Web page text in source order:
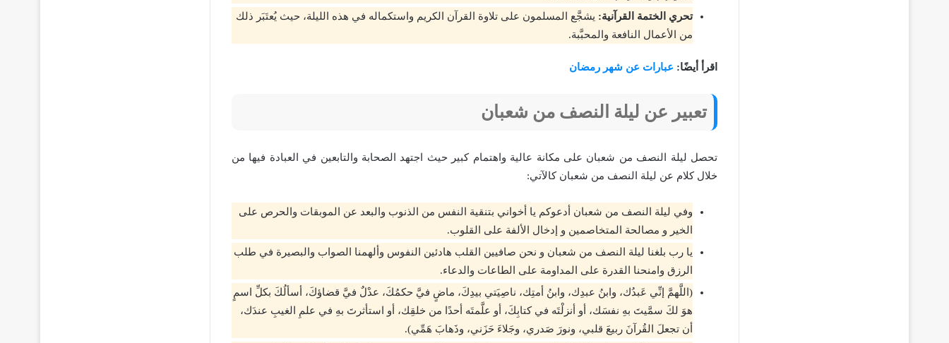
تحري الختمة القرآنية: يشجَّع المسلمون على تلاوة القرآن الكريم واستكماله في هذه الليلة، حيث يُعتَبَر ذلك
من الأعمال النافعة والمحبَّبة.
اقرأ أيضًا: عبارات عن شهر رمضان
تعبير عن ليلة النصف من شعبان
تحصل ليلة النصف من شعبان على مكانة عالية واهتمام كبير حيث اجتهد الصحابة والتابعين في العبادة فيها من
خلال كلام عن ليلة النصف من شعبان كالآتي:
وفي ليلة النصف من شعبان أدعوكم يا أخواني بتنقية النفس من الذنوب والبعد عن الموبقات والحرص على
الخير و مصالحة المتخاصمين و إدخال الألفة على القلوب.
يا رب بلغنا ليلة النصف من شعبان و نحن صافيين القلب هادئين النفوس وألهمنا الصواب والبصيرة في طلب
الرزق وامنحنا القدرة على المداومة على الطاعات والدعاء.
(اللَّهمَّ إنِّي عَبدُك، وابنُ عبدِك، وابنُ أمتِك، ناصِيَتي بيدِكَ، ماضٍ فيَّ حكمُكَ، عدْلٌ فيَّ قضاؤكَ، أسألُكَ بكلِّ اسمٍ
هوَ لكَ سمَّيتَ بهِ نفسَك، أو أنزلْتَه في كتابِكَ، أو علَّمتَه أحدًا من خلقِك، أو استأثرتَ بهِ في علمِ الغيبِ عندَك،
أن تجعلَ القُرآنَ ربيعَ قلبي، ونورَ صَدري، وجَلاءَ حَزَني، وذَهابَ هَمِّي).